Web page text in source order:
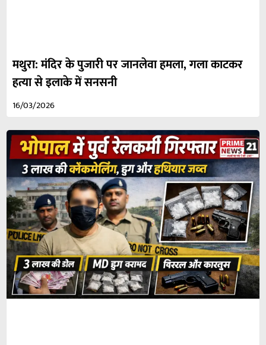
मथुरा: मंदिर के पुजारी पर जानलेवा हमला, गला काटकर
हत्या से इलाके में सनसनी
16/03/2026